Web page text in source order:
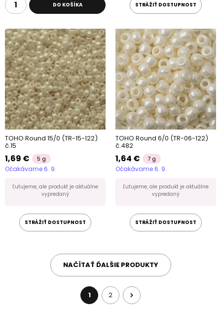
DO KOŠÍKA STRÁŽIŤ DOSTUPNOST
TOHO Round 15/0 (TR-15-122)
č.15
1,69 € 5 g
Očakávame 6. 9.
Ľutujeme, ale produkt je aktuálne
vypredaný
STRÁŽIŤ DOSTUPNOST
TOHO Round 6/0 (TR-06-122)
č.482
1,64 € 7 g
Očakávame 6. 9.
Ľutujeme, ale produkt je aktuálne
vypredaný
STRÁŽIŤ DOSTUPNOST
NAČÍTAŤ ĎALŠIE PRODUKTY
1 2